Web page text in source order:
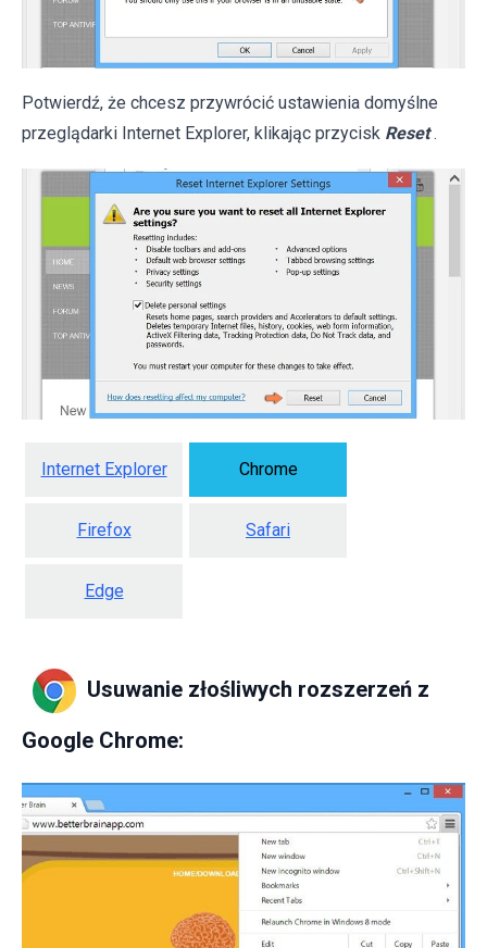
Potwierdź, że chcesz przywrócić ustawienia domyślne
przeglądarki Internet Explorer, klikając przycisk Reset .
Internet Explorer Chrome
Firefox Safari
Edge
Usuwanie złośliwych rozszerzeń z
Google Chrome: